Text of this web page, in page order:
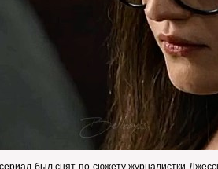
был снят по сюжету журналистки